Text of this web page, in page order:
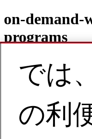
on-demand-
programs
JA | Asia Pacific
My Account
View Webinar on
では
の利